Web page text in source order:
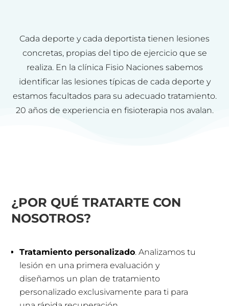
Cada deporte y cada deportista tienen lesiones
concretas, propias del tipo de ejercicio que se
realiza. En la clínica Fisio Naciones sabemos
identificar las lesiones típicas de cada deporte y
estamos facultados para su adecuado tratamiento.
20 años de experiencia en fisioterapia nos avalan.
¿POR QUÉ TRATARTE CON
NOSOTROS?
Tratamiento personalizado. Analizamos tu
lesión en una primera evaluación y
diseñamos un plan de tratamiento
personalizado exclusivamente para ti para